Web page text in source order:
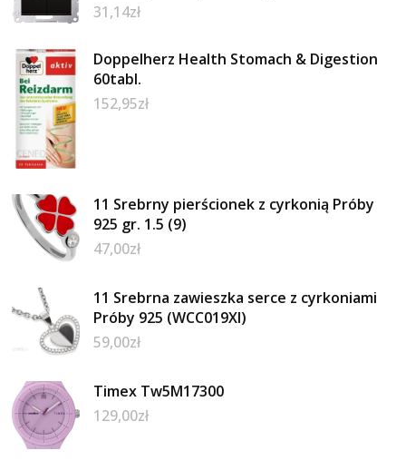
31,14zł
Doppelherz Health Stomach & Digestion
60tabl.
152,95zł
11 Srebrny pierścionek z cyrkonią Próby
925 gr. 1.5 (9)
47,00zł
11 Srebrna zawieszka serce z cyrkoniami
Próby 925 (WCC019XI)
59,00zł
Timex Tw5M17300
129,00zł